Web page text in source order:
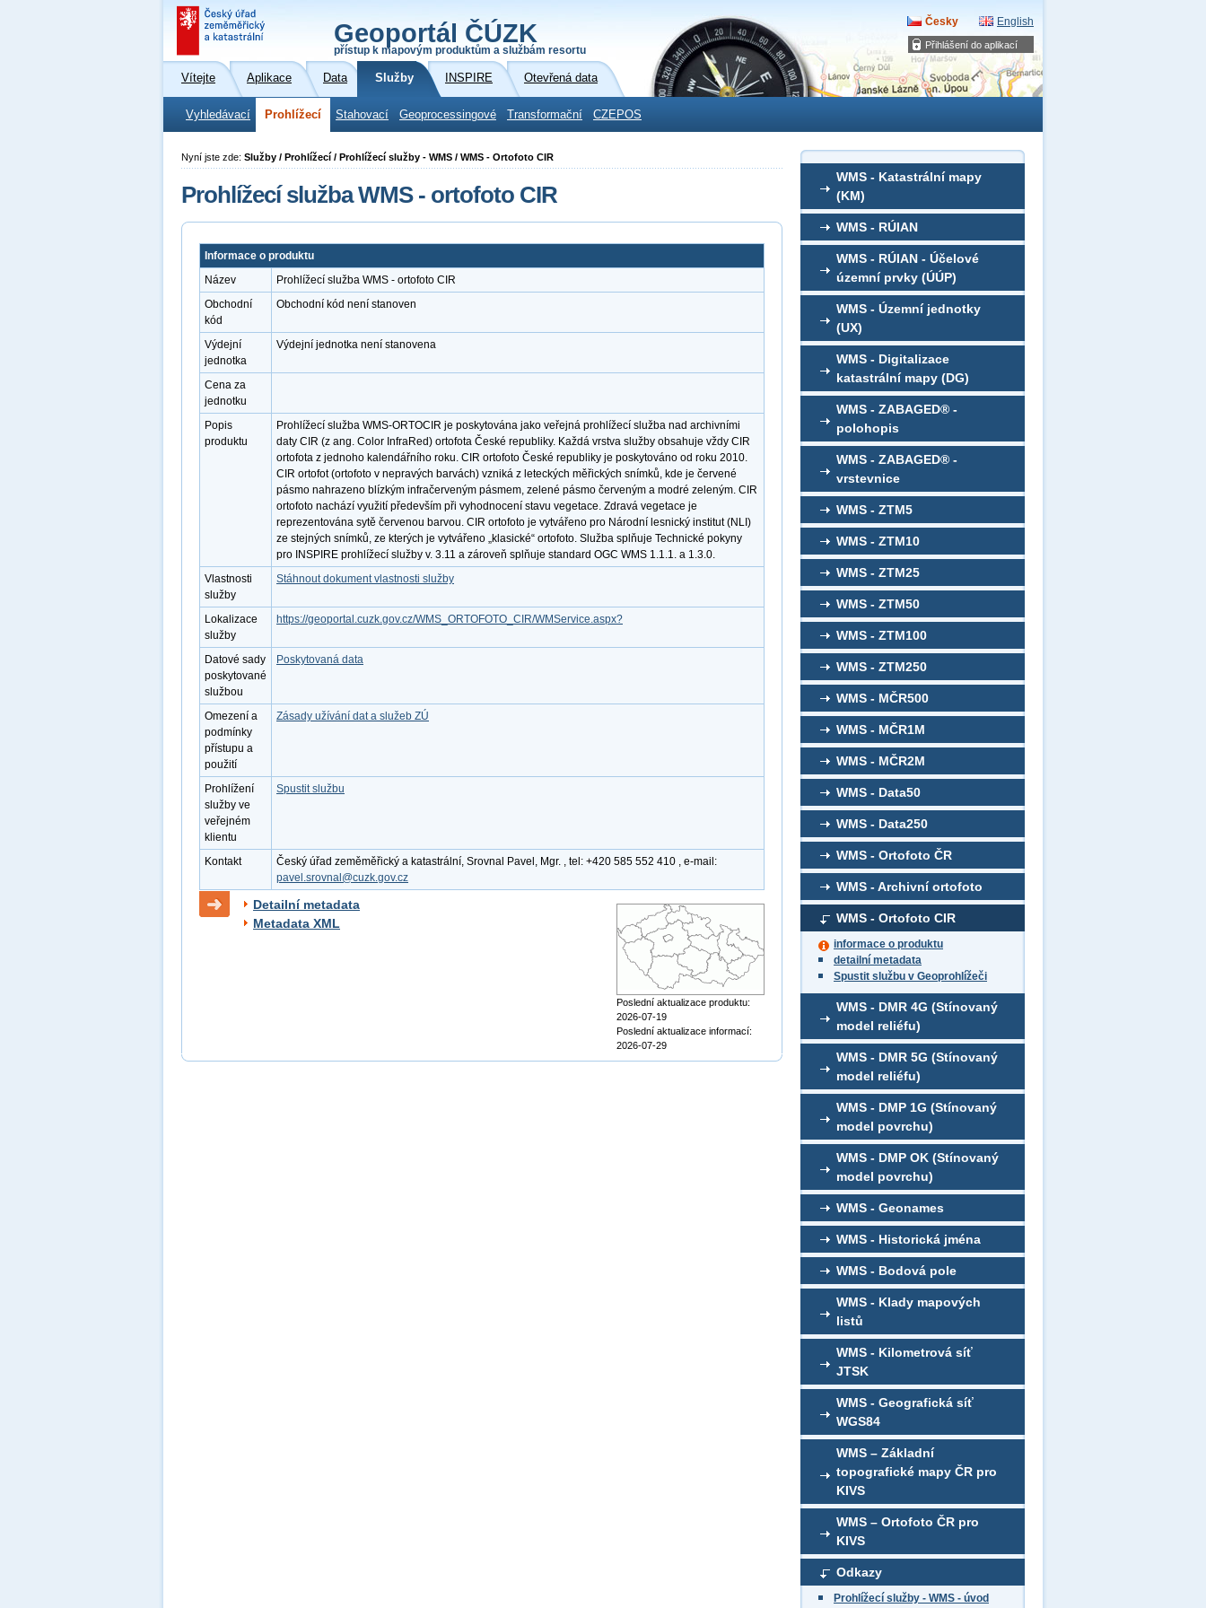
Přihlášení do aplikací
Geoportál ČÚZK
přístup k mapovým produktům a službám resortu
Česky English
Vítejte Aplikace Data Služby INSPIRE Otevřená data
Vyhledávací Prohlížecí Stahovací Geoprocessingové Transformační CZEPOS
WMS - Katastrální mapy
(KM)
WMS - RÚIAN
WMS - RÚIAN - Účelové
územní prvky (ÚÚP)
WMS - Územní jednotky
(UX)
WMS - Digitalizace
katastrální mapy (DG)
WMS - ZABAGED® -
polohopis
WMS - ZABAGED® -
vrstevnice
WMS - ZTM5
WMS - ZTM10
WMS - ZTM25
WMS - ZTM50
WMS - ZTM100
WMS - ZTM250
WMS - MČR500
WMS - MČR1M
WMS - MČR2M
WMS - Data50
WMS - Data250
WMS - Ortofoto ČR
WMS - Archivní ortofoto
WMS - Ortofoto CIR
informace o produktu
detailní metadata
Spustit službu v Geoprohlížeči
WMS - DMR 4G (Stínovaný
model reliéfu)
WMS - DMR 5G (Stínovaný
model reliéfu)
WMS - DMP 1G (Stínovaný
model povrchu)
WMS - DMP OK (Stínovaný
model povrchu)
WMS - Geonames
WMS - Historická jména
WMS - Bodová pole
WMS - Klady mapových
listů
WMS - Kilometrová síť
JTSK
WMS - Geografická síť
WGS84
WMS – Základní
topografické mapy ČR pro
KIVS
WMS – Ortofoto ČR pro
KIVS
Odkazy
Prohlížecí služby - WMS - úvod
Nyní jste zde: Služby / Prohlížecí / Prohlížecí služby - WMS / WMS - Ortofoto CIR
Prohlížecí služba WMS - ortofoto CIR
Informace o produktu
Název
Prohlížecí služba WMS - ortofoto CIR
Obchodní
kód
Obchodní kód není stanoven
Výdejní
jednotka
Výdejní jednotka není stanovena
Cena za
jednotku
Popis
produktu
Prohlížecí služba WMS-ORTOCIR je poskytována jako veřejná prohlížecí služba nad archivními
daty CIR (z ang. Color InfraRed) ortofota České republiky. Každá vrstva služby obsahuje vždy CIR
ortofota z jednoho kalendářního roku. CIR ortofoto České republiky je poskytováno od roku 2010.
CIR ortofot (ortofoto v nepravých barvách) vzniká z leteckých měřických snímků, kde je červené
pásmo nahrazeno blízkým infračerveným pásmem, zelené pásmo červeným a modré zeleným. CIR
ortofoto nachází využití především při vyhodnocení stavu vegetace. Zdravá vegetace je
reprezentována sytě červenou barvou. CIR ortofoto je vytvářeno pro Národní lesnický institut (NLI)
ze stejných snímků, ze kterých je vytvářeno „klasické“ ortofoto. Služba splňuje Technické pokyny
pro INSPIRE prohlížecí služby v. 3.11 a zároveň splňuje standard OGC WMS 1.1.1. a 1.3.0.
Vlastnosti
služby
Stáhnout dokument vlastnosti služby
Lokalizace
služby
https://geoportal.cuzk.gov.cz/WMS_ORTOFOTO_CIR/WMService.aspx?
Datové sady
poskytované
službou
Poskytovaná data
Omezení a
podmínky
přístupu a
použití
Zásady užívání dat a služeb ZÚ
Prohlížení
služby ve
veřejném
klientu
Spustit službu
Kontakt
Český úřad zeměměřický a katastrální, Srovnal Pavel, Mgr. , tel: +420 585 552 410 , e-mail:
pavel.srovnal@cuzk.gov.cz
Detailní metadata
Metadata XML
Poslední aktualizace produktu:
2026-07-19
Poslední aktualizace informací:
2026-07-29